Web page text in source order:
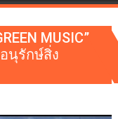
MUSIC”
นุรักษ์สิ่ง